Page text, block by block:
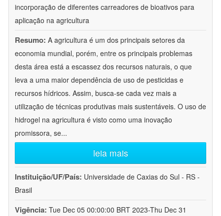
incorporação de diferentes carreadores de bioativos para
aplicação na agricultura
Resumo: A agricultura é um dos principais setores da
economia mundial, porém, entre os principais problemas
desta área está a escassez dos recursos naturais, o que
leva a uma maior dependência de uso de pesticidas e
recursos hídricos. Assim, busca-se cada vez mais a
utilização de técnicas produtivas mais sustentáveis. O uso de
hidrogel na agricultura é visto como uma inovação
promissora, se...
leia mais
Instituição/UF/País: Universidade de Caxias do Sul - RS -
Brasil
Vigência: Tue Dec 05 00:00:00 BRT 2023-Thu Dec 31